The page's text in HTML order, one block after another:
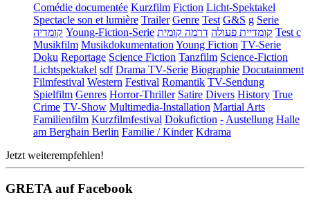
Comédie documentée Kurzfilm Fiction Licht-Spektakel
Spectacle son et lumière Trailer Genre Test G&S g Serie
קומדיה Young-Fiction-Serie קומדיית פעולה דרמה קומית
Test c
Musikfilm Musikdokumentation Young Fiction TV-Serie
Doku Reportage Science Fiction Tanzfilm Science-Fiction
Lichtspektakel sdf Drama TV-Serie Biographie Docutainment
Filmfestival Western Festival Romantik TV-Sendung
Spielfilm Genres Horror-Thriller Satire Divers History True
Crime TV-Show Multimedia-Installation Martial Arts
Familienfilm Kurzfilmfestival Dokufiction - Austellung Halle
am Berghain Berlin Familie / Kinder Kdrama
Jetzt weiterempfehlen!
GRETA auf Facebook